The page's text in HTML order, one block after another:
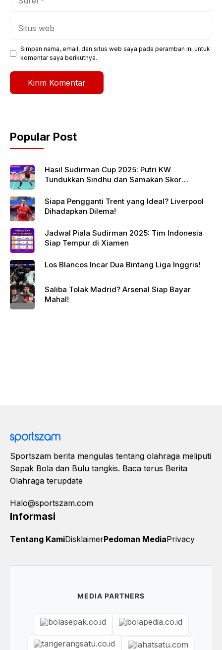
Simpan nama, email, dan situs web saya pada peramban ini untuk
komentar saya berikutnya.
Popular Post
Hasil Sudirman Cup 2025: Putri KW
Tundukkan Sindhu dan Samakan Skor
Siapa Pengganti Trent yang Ideal? Liverpool
Dihadapkan Dilema!
Jadwal Piala Sudirman 2025: Tim Indonesia
Siap Tempur di Xiamen
Los Blancos Incar Dua Bintang Liga Inggris!
Saliba Tolak Madrid? Arsenal Siap Bayar
Mahal!
Sportszam berita mengulas tentang olahraga meliputi
Sepak Bola dan Bulu tangkis. Baca terus Berita
Olahraga terupdate
Halo@sportszam.com
Informasi
Tentang KamiDisklaimerPedoman MediaPrivacy
MEDIA PARTNERS